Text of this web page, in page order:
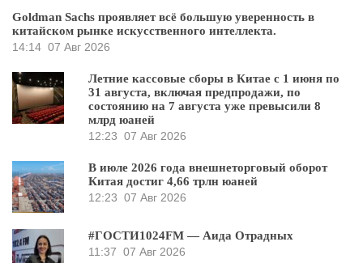
Goldman Sachs проявляет всё большую уверенность в
китайском рынке искусственного интеллекта.
14:14 07 Авг 2026
Летние кассовые сборы в Китае с 1 июня по
31 августа, включая предпродажи, по
состоянию на 7 августа уже превысили 8
млрд юаней
12:23 07 Авг 2026
В июле 2026 года внешнеторговый оборот
Китая достиг 4,66 трлн юаней
12:23 07 Авг 2026
#ГОСТИ1024FM — Аида Отрадных
11:37 07 Авг 2026